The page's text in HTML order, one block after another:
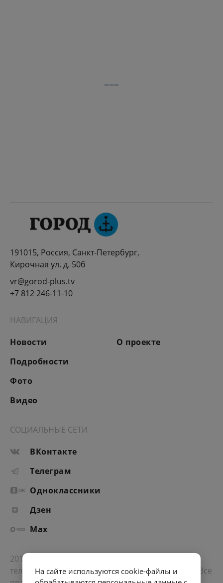
191015, Россия, Санкт-Петербург,
Кирочная ул. д. 50б
vr@gorod-plus.tv
+7 812 246-11-10
НАВИГАЦИЯ
Новости
Подробности
Фото
Видео
О проекте
СОЦИАЛЬНЫЕ СЕТИ
ВКонтакте
Телеграм
Одноклассники
Дзен
Max
2012-2026 © Портал «Электронное интернет-
телевидение правительства Санкт-Петербурга». Все
На сайте используются cookie-файлы и